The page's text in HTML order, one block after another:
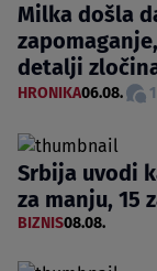
Milka došla
detalji
HRONIKA06.08.
Srbija uvodi
za manju, 15
BIZNIS08.08.